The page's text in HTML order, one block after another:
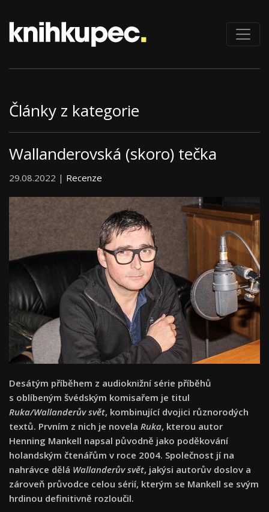
Články z kategorie
Wallanderovská (skoro) tečka
29.08.2022 | Recenze
Desátým příběhem z audioknižní série příběhů
s oblíbeným švédským komisařem je titul
Ruka/Wallanderův svět, kombinující dvojici různorodých
textů. Prvním z nich je novela Ruka, kterou autor
Henning Mankell napsal původně jako poděkování
holandským čtenářům v roce 2004. Společnost jí na
nahrávce dělá Wallanderův svět, jakýsi autorův doslov a
zároveň průvodce celou sérií, kterým se Mankell se svým
hrdinou definitivně rozloučil.